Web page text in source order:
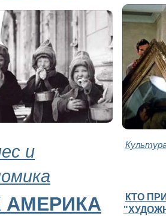
и
АМЕРИКА
КТО